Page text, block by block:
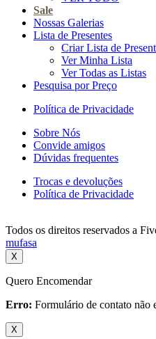
Sale
Nossas Galerias
Lista de Presentes
Criar Lista de
Ver Minha Lista
Ver Todas as Listas
Pesquisa por Preço
Política de Privacidade
Sobre Nós
Convide amigos
Dúvidas frequentes
Trocas e devoluções
Política de Privacidade
Todos os direitos reservados a
mufasa
X
Quero Encomendar
Erro: Formulário de contato não
X